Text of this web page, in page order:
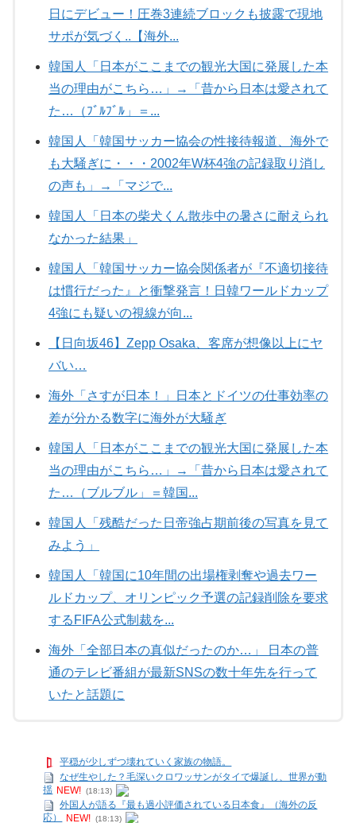
日にデビュー！圧巻3連続ブロックも披露で現地
サポが気づく..【海外...
韓国人「日本がここまでの観光大国に発展した本
当の理由がこちら…」→「昔から日本は愛されて
た…（ﾌﾞﾙﾌﾞﾙ」＝...
韓国人「韓国サッカー協会の性接待報道、海外で
も大騒ぎに・・・2002年W杯4強の記録取り消し
の声も」→「マジで...
韓国人「日本の柴犬くん散歩中の暑さに耐えられ
なかった結果」
韓国人「韓国サッカー協会関係者が『不適切接待
は慣行だった』と衝撃発言！日韓ワールドカップ
4強にも疑いの視線が向...
【日向坂46】Zepp Osaka、客席が想像以上にヤ
バい…
海外「さすが日本！」日本とドイツの仕事効率の
差が分かる数字に海外が大騒ぎ
韓国人「日本がここまでの観光大国に発展した本
当の理由がこちら…」→「昔から日本は愛されて
た…（ブルブル」＝韓国...
韓国人「残酷だった日帝強占期前後の写真を見て
みよう」
韓国人「韓国に10年間の出場権剥奪や過去ワー
ルドカップ、オリンピック予選の記録削除を要求
するFIFA公式制裁を...
海外「全部日本の真似だったのか…」 日本の普
通のテレビ番組が最新SNSの数十年先を行って
いたと話題に
平穏が少しずつ壊れていく家族の物語。
なぜ生やした？毛深いクロワッサンがタイで爆誕し、世界が動
揺 NEW! (18:13)
外国人が語る『最も過小評価されている日本食』（海外の反
応）
NEW! (18:13)